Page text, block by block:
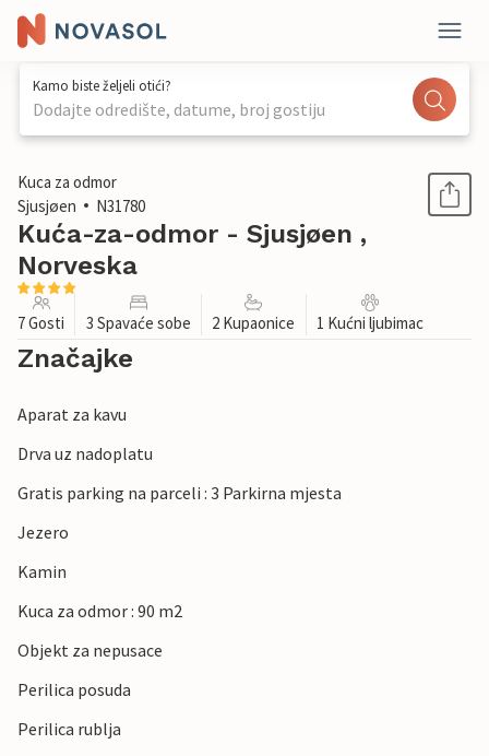
Kamo biste željeli otići?
Dodajte odredište, datume, broj gostiju
1 / 12
Kuca za odmor
Sjusjøen
N31780
Kuća-za-odmor - Sjusjøen ,
Norveska
7 Gosti 3 Spavaće sobe 2 Kupaonice 1 Kućni ljubimac
Značajke
Aparat za kavu
Drva uz nadoplatu
Gratis parking na parceli : 3 Parkirna mjesta
Jezero
Kamin
Kuca za odmor : 90 m2
Objekt za nepusace
Perilica posuda
Perilica rublja